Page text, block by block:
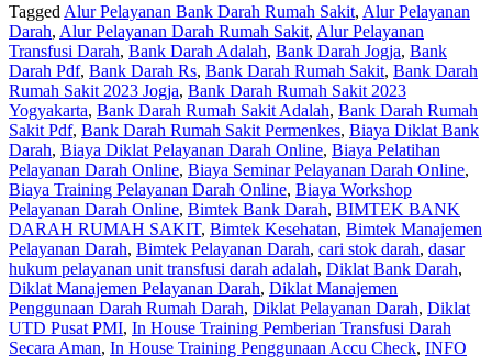
Tagged Alur Pelayanan Bank Darah Rumah Sakit, Alur Pelayanan
Darah, Alur Pelayanan Darah Rumah Sakit, Alur Pelayanan
Transfusi Darah, Bank Darah Adalah, Bank Darah Jogja, Bank
Darah Pdf, Bank Darah Rs, Bank Darah Rumah Sakit, Bank Darah
Rumah Sakit 2023 Jogja, Bank Darah Rumah Sakit 2023
Yogyakarta, Bank Darah Rumah Sakit Adalah, Bank Darah Rumah
Sakit Pdf, Bank Darah Rumah Sakit Permenkes, Biaya Diklat Bank
Darah, Biaya Diklat Pelayanan Darah Online, Biaya Pelatihan
Pelayanan Darah Online, Biaya Seminar Pelayanan Darah Online,
Biaya Training Pelayanan Darah Online, Biaya Workshop
Pelayanan Darah Online, Bimtek Bank Darah, BIMTEK BANK
DARAH RUMAH SAKIT, Bimtek Kesehatan, Bimtek Manajemen
Pelayanan Darah, Bimtek Pelayanan Darah, cari stok darah, dasar
hukum pelayanan unit transfusi darah adalah, Diklat Bank Darah,
Diklat Manajemen Pelayanan Darah, Diklat Manajemen
Penggunaan Darah Rumah Darah, Diklat Pelayanan Darah, Diklat
UTD Pusat PMI, In House Training Pemberian Transfusi Darah
Secara Aman, In House Training Penggunaan Accu Check, INFO